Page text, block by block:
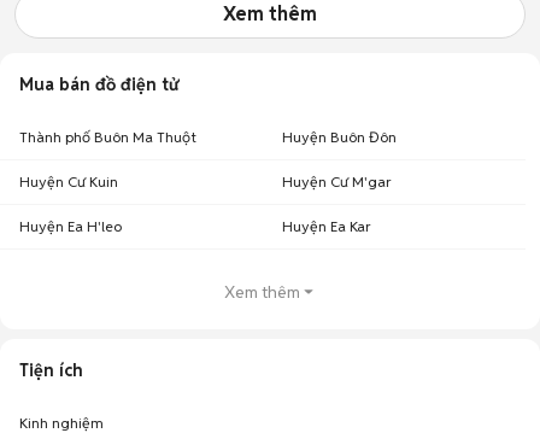
Xem thêm
Mua bán đồ điện tử
Thành phố Buôn Ma Thuột Huyện Buôn Đôn
Huyện Cư Kuin Huyện Cư M'gar
Huyện Ea H'leo Huyện Ea Kar
Xem thêm
Tiện ích
Kinh nghiệm